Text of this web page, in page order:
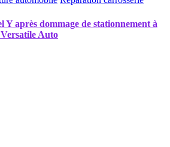
Y après dommage de stationnement à
Auto